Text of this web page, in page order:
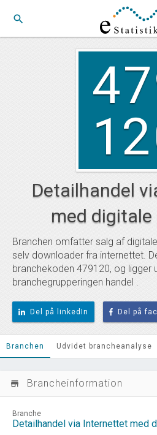
search
Detailhandel
med
Branchen omfatter salg af
selv downloader fra internettet.
branchekoden 479120, og ligger
branchegrupperingen handel .
Del på linkedIn Del på
Branchen Udvidet brancheanalyse
store_mall_directory Brancheinformation
Branche
Detailhandel via Internettet med